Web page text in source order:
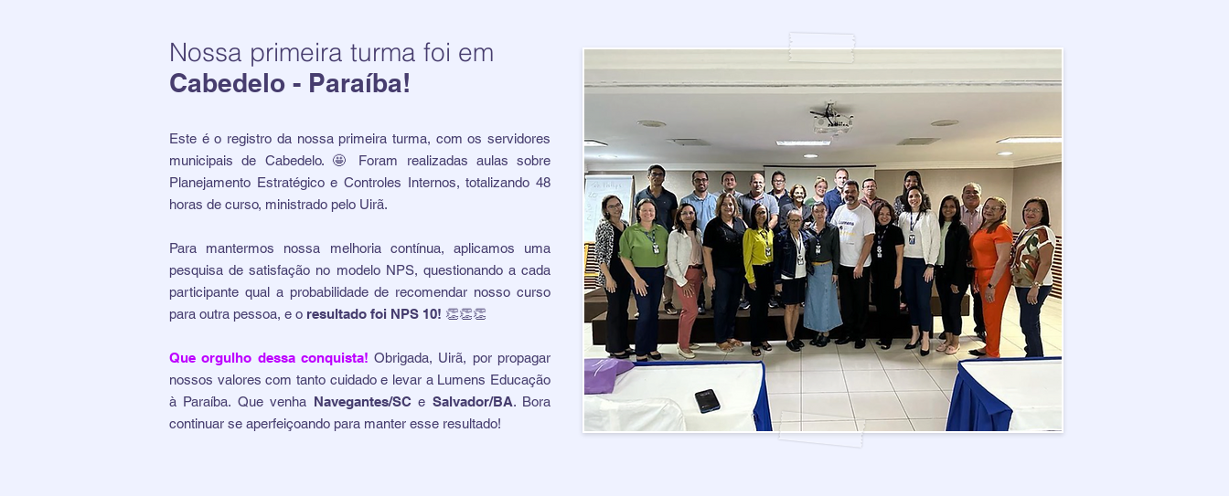
Nossa primeira turma foi em
Cabedelo - Paraíba!
Este é o registro da nossa primeira turma, com os servidores
municipais de Cabedelo. 🤩 Foram realizadas aulas sobre
Planejamento Estratégico e Controles Internos, totalizando 48
horas de curso, ministrado pelo Uirã.
Para mantermos nossa melhoria contínua, aplicamos uma
pesquisa de satisfação no modelo NPS, questionando a cada
participante qual a probabilidade de recomendar nosso curso
para outra pessoa, e o resultado foi NPS 10! 👏👏👏
Que orgulho dessa conquista!Obrigada, Uirã, por propagar
nossos valores com tanto cuidado e levar a Lumens Educação
à Paraíba. Que venha Navegantes/SCe Salvador/BA. Bora
continuar se aperfeiçoando para manter esse resultado!